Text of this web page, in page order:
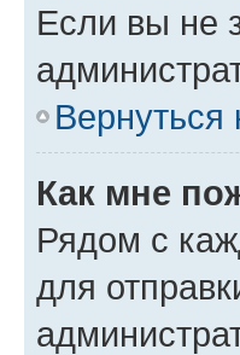
Если вы не
Вернуться
Как мне
Рядом с
для